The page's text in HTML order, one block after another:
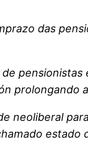
das
prolongando
neoliberal